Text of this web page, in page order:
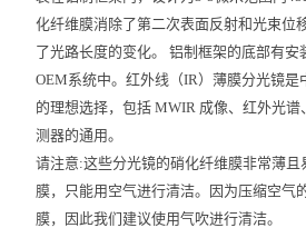
化纤维膜消除了第二次表面反射和光束位
了光路长度的变化。 铝制框架的底部有安
OEM系统中。红外线（IR）薄膜分光镜是
的理想选择，包括 MWIR 成像、红外光
测器的通用。
请注意:这些分光镜的硝化纤维膜非常薄
膜，只能用空气进行清洁。因为压缩空气
膜，因此我们建议使用气吹进行清洁。